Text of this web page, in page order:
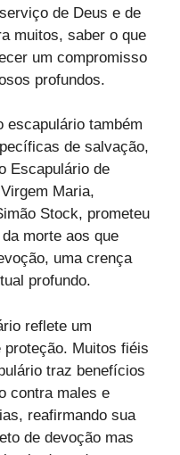
de Deus e de
muitos, saber o que
um compromisso
profundos.
escapulário também
de salvação,
Escapulário de
Maria,
Stock, prometeu
morte aos que
uma crença
profundo.
reflete um
Muitos fiéis
traz benefícios
contra males e
reafirmando sua
de devoção mas